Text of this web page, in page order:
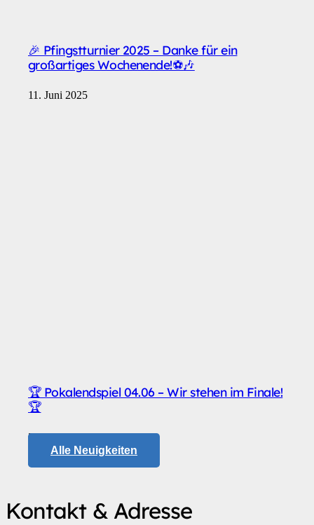
🎉 Pfingstturnier 2025 – Danke für ein
großartiges Wochenende!⚽🎶
11. Juni 2025
🏆 Pokalendspiel 04.06 – Wir stehen im Finale!
🏆
21. Mai 2025
Alle Neuigkeiten
Kontakt & Adresse